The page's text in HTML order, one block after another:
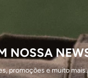
NOSSA
promoções e muito